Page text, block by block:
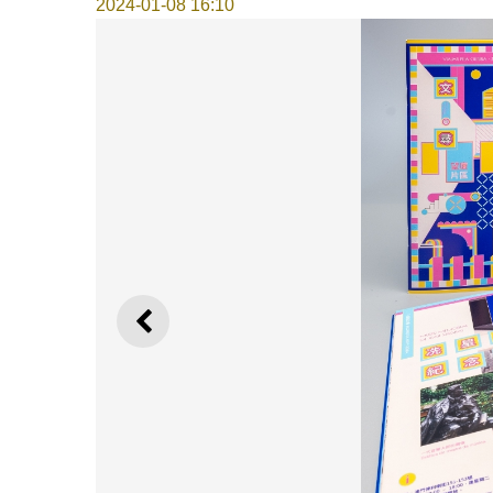
2024-01-08 16:10
上一则